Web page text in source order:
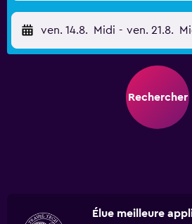
ven. 14.8. Midi - ven. 21.8.
Rechercher
Élue meilleure